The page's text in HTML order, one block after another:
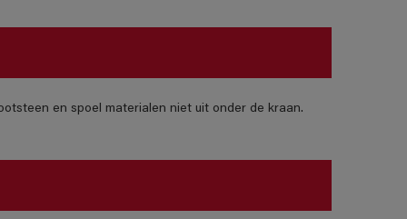
en spoel materialen niet uit onder de kraan.